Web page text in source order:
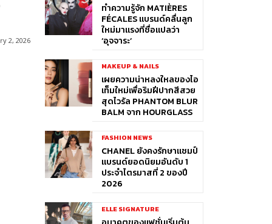
2, 2026
ทำความรู้จัก MATIÈRES
FÉCALES แบรนด์คลื่นลูก
ใหม่มาแรงที่ชื่อแปลว่า
‘อุจจาระ’
MAKEUP & NAILS
เผยความน่าหลงใหลของไอ
เท็มใหม่เพื่อริมฝีปากสีสวย
สุดไวรัล PHANTOM BLUR
BALM จาก HOURGLASS
FASHION NEWS
CHANEL ยังคงรักษาแชมป์
แบรนด์ยอดนิยมอันดับ 1
ประจำไตรมาสที่ 2 ของปี
2026
ELLE SIGNATURE